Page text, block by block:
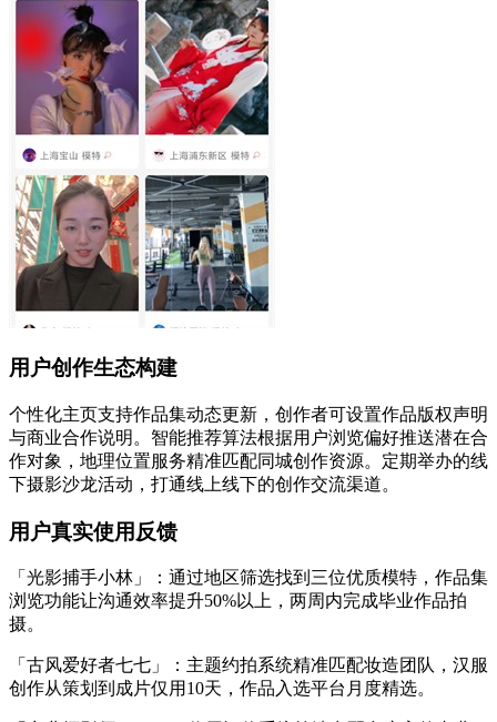
用户创作生态构建
个性化主页支持作品集动态更新，创作者可设置作品版权声明
与商业合作说明。智能推荐算法根据用户浏览偏好推送潜在合
作对象，地理位置服务精准匹配同城创作资源。定期举办的线
下摄影沙龙活动，打通线上线下的创作交流渠道。
用户真实使用反馈
「光影捕手小林」：通过地区筛选找到三位优质模特，作品集
浏览功能让沟通效率提升50%以上，两周内完成毕业作品拍
摄。
「古风爱好者七七」：主题约拍系统精准匹配妆造团队，汉服
创作从策划到成片仅用10天，作品入选平台月度精选。